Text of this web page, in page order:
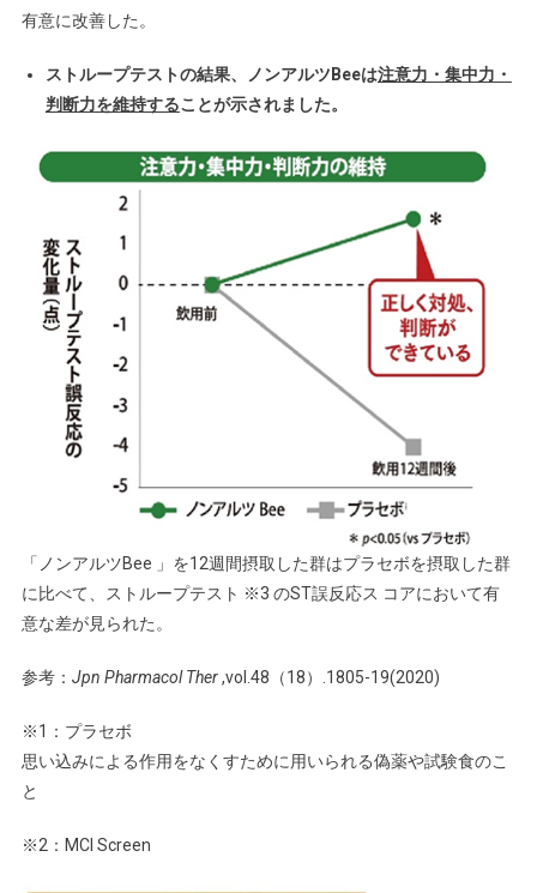
有意に改善した。
ストループテストの結果、ノンアルツBeeは注意力・集中力・
判断力を維持することが示されました。
「ノンアルツBee 」を12週間摂取した群はプラセボを摂取した群
に比べて、ストループテスト ※3 のST誤反応ス コアにおいて有
意な差が見られた。
参考： Jpn Pharmacol Ther,vol.48（18）.1805-19(2020)
※1：プラセボ
思い込みによる作用をなくすために用いられる偽薬や試験食のこ
と
※2：MCI Screen